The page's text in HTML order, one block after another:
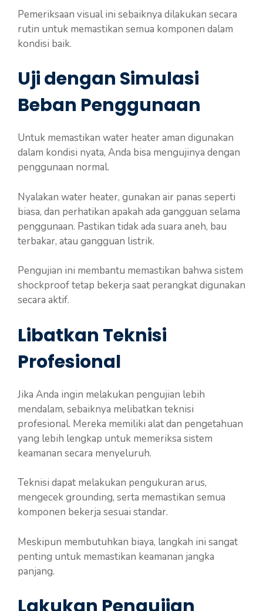
Pemeriksaan visual ini sebaiknya dilakukan secara
rutin untuk memastikan semua komponen dalam
kondisi baik.
Uji dengan Simulasi
Beban Penggunaan
Untuk memastikan water heater aman digunakan
dalam kondisi nyata, Anda bisa mengujinya dengan
penggunaan normal.
Nyalakan water heater, gunakan air panas seperti
biasa, dan perhatikan apakah ada gangguan selama
penggunaan. Pastikan tidak ada suara aneh, bau
terbakar, atau gangguan listrik.
Pengujian ini membantu memastikan bahwa sistem
shockproof tetap bekerja saat perangkat digunakan
secara aktif.
Libatkan Teknisi
Profesional
Jika Anda ingin melakukan pengujian lebih
mendalam, sebaiknya melibatkan teknisi
profesional. Mereka memiliki alat dan pengetahuan
yang lebih lengkap untuk memeriksa sistem
keamanan secara menyeluruh.
Teknisi dapat melakukan pengukuran arus,
mengecek grounding, serta memastikan semua
komponen bekerja sesuai standar.
Meskipun membutuhkan biaya, langkah ini sangat
penting untuk memastikan keamanan jangka
panjang.